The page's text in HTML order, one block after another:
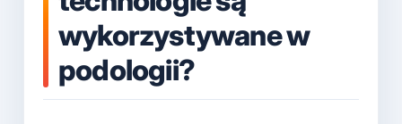
wykorzystywane w
podologii?